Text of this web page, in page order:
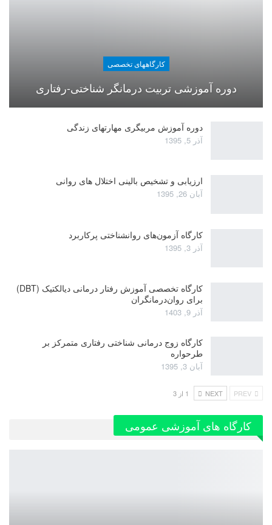
کارگاههای تخصصی
دوره آموزشی تربیت درمانگر شناختی-رفتاری
دوره آموزش مربیگری مهارتهای زندگی
آذر 5, 1395
ارزیابی و تشخیص بالینی اختلال های روانی
آبان 26, 1395
کارگاه آزمون‌های روانشناختی پرکاربرد
آذر 3, 1395
کارگاه تخصصی آموزش رفتار درمانی دیالکتیک (DBT)
برای روان‌درمانگران
آذر 9, 1403
کارگاه زوج‌ درمانی شناختی رفتاری متمرکز بر
طرحواره
آبان 3, 1395
NEXT 1 از 3
کارگاه های آموزشی عمومی